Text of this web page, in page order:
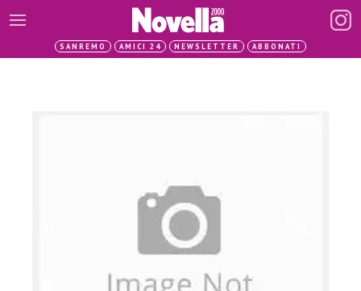
SANREMO AMICI 24 NEWSLETTER ABBONATI